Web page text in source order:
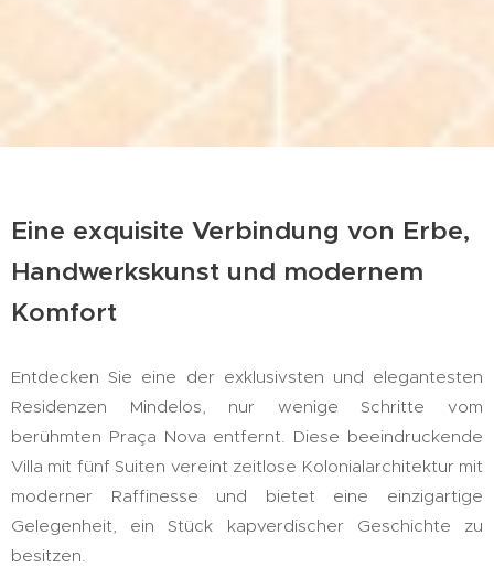
Eine exquisite Verbindung von Erbe,
Handwerkskunst und modernem
Komfort
Entdecken Sie eine der exklusivsten und elegantesten
Residenzen Mindelos, nur wenige Schritte vom
berühmten Praça Nova entfernt. Diese beeindruckende
Villa mit fünf Suiten vereint zeitlose Kolonialarchitektur mit
moderner Raffinesse und bietet eine einzigartige
Gelegenheit, ein Stück kapverdischer Geschichte zu
besitzen.